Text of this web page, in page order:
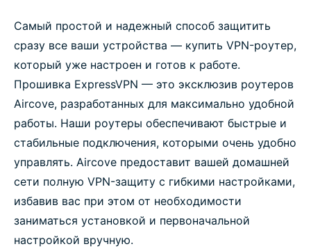
Самый простой и надежный способ защитить
сразу все ваши устройства — купить VPN-роутер,
который уже настроен и готов к работе.
Прошивка ExpressVPN — это эксклюзив роутеров
Aircove, разработанных для максимально удобной
работы. Наши роутеры обеспечивают быстрые и
стабильные подключения, которыми очень удобно
управлять. Aircove предоставит вашей домашней
сети полную VPN-защиту с гибкими настройками,
избавив вас при этом от необходимости
заниматься установкой и первоначальной
настройкой вручную.